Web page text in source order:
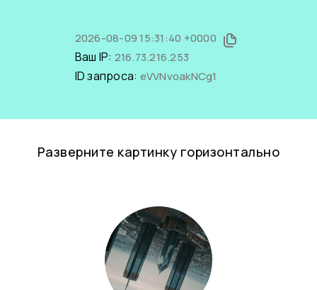
2026-08-09 15:31:40 +0000
Ваш IP: 216.73.216.253
ID запроса: eVVNvoakNCg1
Разверните картинку горизонтально